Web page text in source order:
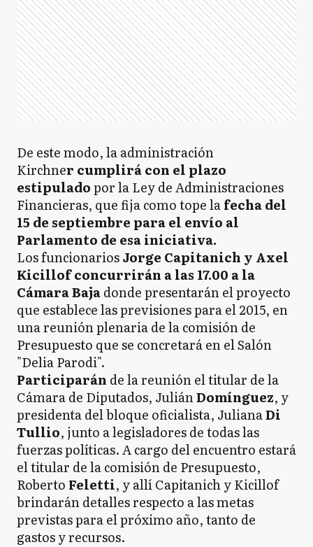
De este modo, la administración
Kirchner cumplirá con el plazo
estipuladopor la Ley de Administraciones
Financieras, que fija como tope lafecha del
15 de septiembre para el envío al
Parlamento de esa iniciativa.
Los funcionariosJorge Capitanich y Axel
Kicillof concurrirán a las 17.00 a la
Cámara Bajadonde presentarán el proyecto
que establece las previsiones para el 2015, en
una reunión plenaria de la comisión de
Presupuesto que se concretará en el Salón
"Delia Parodi".
Participarán de la reunión el titular de la
Cámara de Diputados, JuliánDomínguez, y
presidenta del bloque oficialista, JulianaDi
Tullio, junto a legisladores de todas las
fuerzas políticas. A cargo del encuentro estará
el titular de la comisión de Presupuesto,
Roberto Feletti, y allí Capitanich y Kicillof
brindarán detalles respecto a las metas
previstas para el próximo año, tanto de
gastos y recursos.